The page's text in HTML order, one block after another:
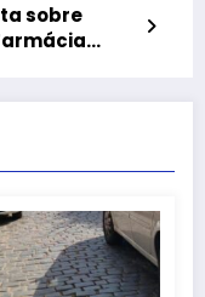
sobre